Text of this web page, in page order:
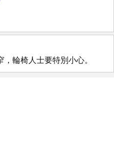
輪椅人士要特別小心。